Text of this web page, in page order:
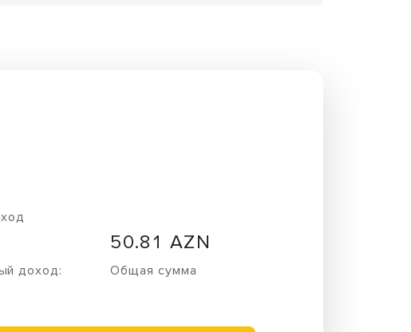
доход:
50.81 AZN
Общая сумма